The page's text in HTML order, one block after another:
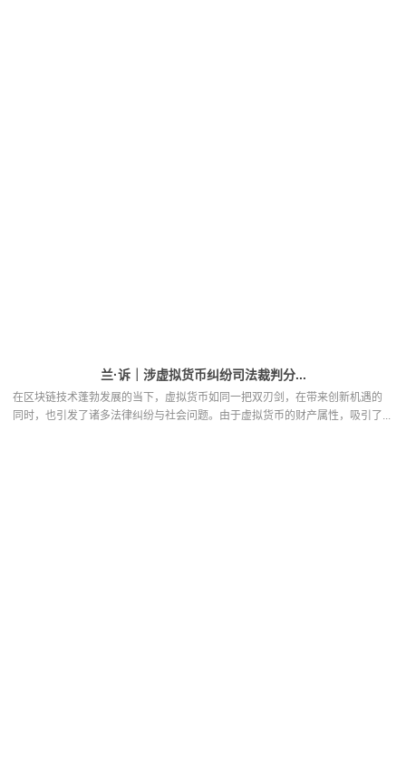
兰·诉｜涉虚拟货币纠纷司法裁判分...
在区块链技术蓬勃发展的当下，虚拟货币如同一把双刃剑，在带来创新机遇的
同时，也引发了诸多法律纠纷与社会问题。由于虚拟货币的财产属性，吸引了...